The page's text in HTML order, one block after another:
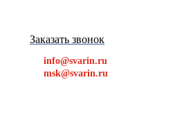
Заказать звонок
info@svarin.ru
msk@svarin.ru